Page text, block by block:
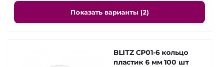
Показать варианты (2)
BLITZ CP01-6 кольцо
пластик 6 мм 100 шт